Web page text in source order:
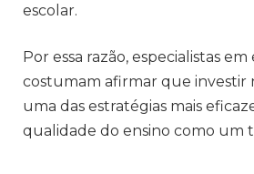
escolar.
Por essa razão, especialistas
costumam afirmar que investir
uma das estratégias mais
qualidade do ensino como um